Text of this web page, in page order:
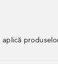
aplică